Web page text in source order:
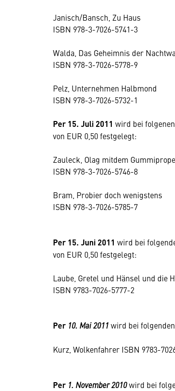
Janisch/Bansch, Zu Haus
ISBN 978-3-7026-5741-3
Walda, Das Geheimnis der
ISBN 978-3-7026-5778-9
Pelz, Unternehmen Halbmond
ISBN 978-3-7026-5732-1
Per 15. Juli 2011 wird bei
von EUR 0,50 festgelegt:
Zauleck, Olag mitdem
ISBN 978-3-7026-5746-8
Bram, Probier doch wenigstens
ISBN 978-3-7026-5785-7
Per 15. Juni 2011 wird bei
von EUR 0,50 festgelegt:
Laube, Gretel und Hänsel und die
ISBN 9783-7026-5777-2
Per 10. Mai 2011wird bei
Kurz, Wolkenfahrer ISBN 9783-
Per 1. November 2010wird bei